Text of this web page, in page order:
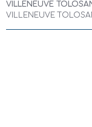
VILLENEUVE
VILLENEUVE